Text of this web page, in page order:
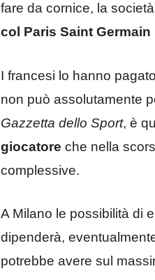
fare da cornice, la
col Paris Saint
I francesi lo hanno
non può assolutamente
Gazzetta dello Sport, è
giocatore che nella
complessive.
A Milano le possibilità di
dipenderà,
potrebbe avere sul